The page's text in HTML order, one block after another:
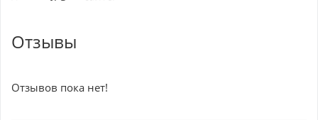
Отзывы
Отзывов пока нет!